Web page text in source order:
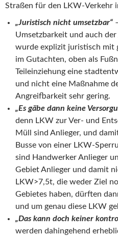
Straßen für den LKW-Verkehr
„Juristisch nicht umsetzbar“
Umsetzbarkeit und auch
wurde explizit juristisch mit
im Gutachten, oben als
Teileinziehung eine
und nicht eine Maßnahme
Angreifbarkeit sehr gering.
„Es gäbe dann keine
denn LKW zur Ver- und
Müll sind Anlieger, und
Busse von einer LKW-
sind Handwerker Anlieger
Gebiet Anlieger und damit
LKW>7,5t, die weder Ziel
Gebietes haben, dürften
und um genau diese LKW
„Das kann doch keiner
werden dahingehend